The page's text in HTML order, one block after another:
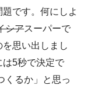
です。何にしよ
シアスーパーで
思い出しまし
は5秒で決定で
くるか」と思っ